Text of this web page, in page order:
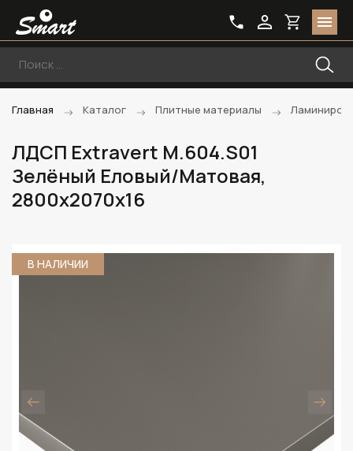
Главная Каталог Плитные материалы
ЛДСП Extravert M.604.S01
Зелёный Еловый/Матовая,
2800х2070х16
В НАЛИЧИИ